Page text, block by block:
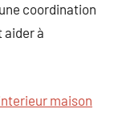
coordination
aider à
maison